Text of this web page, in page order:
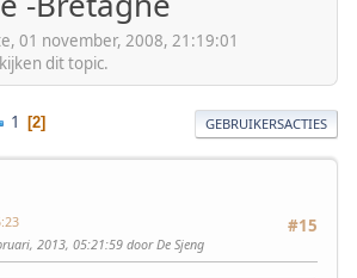
01 november, 2008, 21:19:01
dit topic.
1 2 GEBRUIKERSACTIES
#15
2013, 05:21:59 door De Sjeng